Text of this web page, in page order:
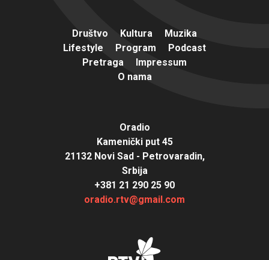
Društvo Kultura
Muzika
Lifestyle
Program
Podcast
Pretraga
Impressum
O nama
Oradio
Kamenički put 45
21132 Novi Sad - Petrovaradin,
Srbija
+381 21 290 25 90
oradio.rtv@gmail.com